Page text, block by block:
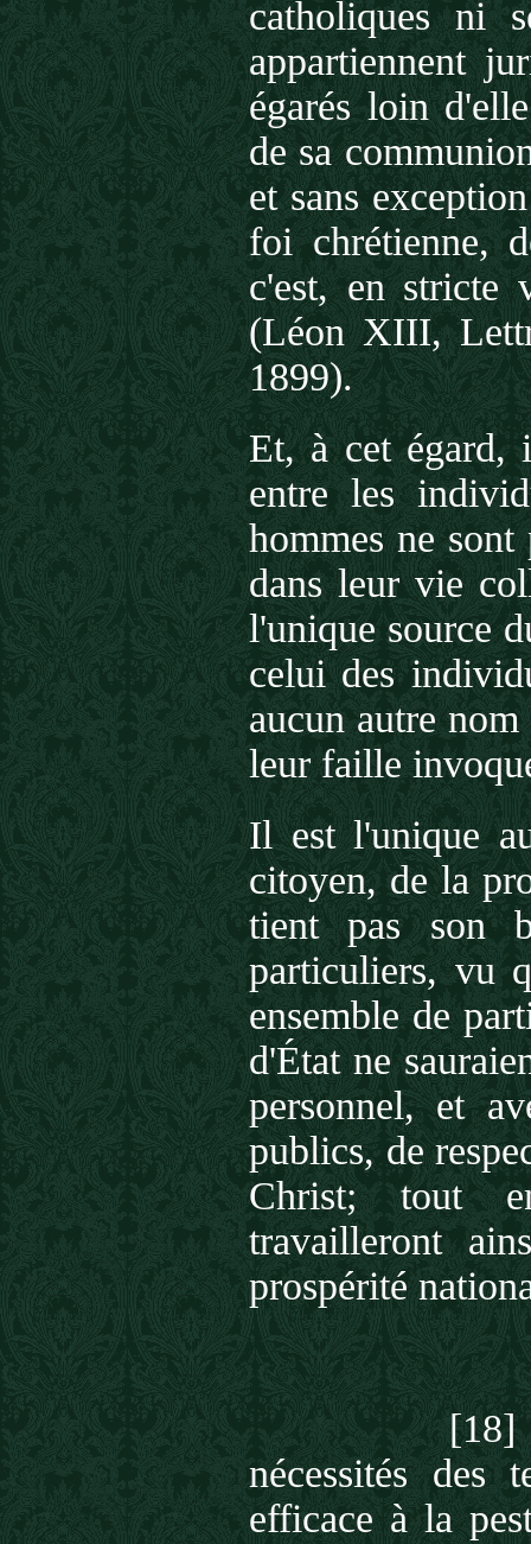
catholiques ni
appartiennent
égarés loin
de sa
et sans
foi chrétienne,
c'est, en stricte
(Léon XIII,
1899).
Et, à cet égard,
entre les
hommes ne
dans leur vie
l'unique source
celui des
aucun autre
leur faille
Il est l'unique
citoyen, de la
tient pas son
particuliers, vu
ensemble de
d'État ne
personnel, et
publics, de
Christ; tout
travailleront
prospérité
[18]
nécessités des
efficace à la